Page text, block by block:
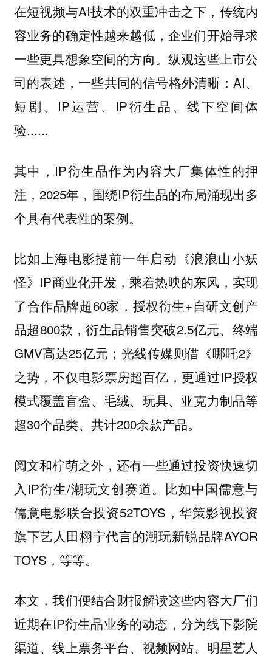
在短视频与AI技术的双重冲击之下，传统内
容业务的确定性越来越低，企业们开始寻求
一些更具想象空间的方向。纵观这些上市公
司的表述，一些共同的信号格外清晰：AI、
短剧、IP运营、IP衍生品、线下空间体
验......
其中，IP衍生品作为内容大厂集体性的押
注，2025年，围绕IP衍生品的布局涌现出多
个具有代表性的案例。
比如上海电影提前一年启动《浪浪山小妖
怪》IP商业化开发，乘着热映的东风，实现
了合作品牌超60家，授权衍生+自研文创产
品超800款，衍生品销售突破2.5亿元、终端
GMV高达25亿元；光线传媒则借《哪吒2》
之势，不仅电影票房超百亿，更通过IP授权
模式覆盖盲盒、毛绒、玩具、亚克力制品等
超30个品类、共计200余款产品。
阅文和柠萌之外，还有一些通过投资快速切
入IP衍生/潮玩文创赛道。比如中国儒意与
儒意电影联合投资52TOYS，华策影视投资
旗下艺人田栩宁代言的潮玩新锐品牌AYOR
TOYS，等等。
本文，我们便结合财报解读这些内容大厂们
近期在IP衍生品业务的动态，分为线下影院
渠道、线上票务平台、视频网站、明星艺人